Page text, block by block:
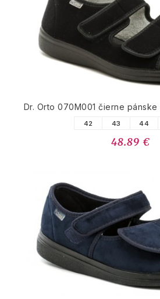
Dr. Orto 070M001 čierne
42 43 44
48.89 €